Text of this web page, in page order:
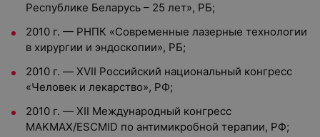
Республике Беларусь – 25 лет», РБ;
2010 г. — РНПК «Современные лазерные технологии
в хирургии и эндоскопии», РБ;
2010 г. — XVII Российский национальный конгресс
«Человек и лекарство», РФ;
2010 г. — XII Международный конгресс
MAKMAX/ESCMID по антимикробной терапии, РФ;